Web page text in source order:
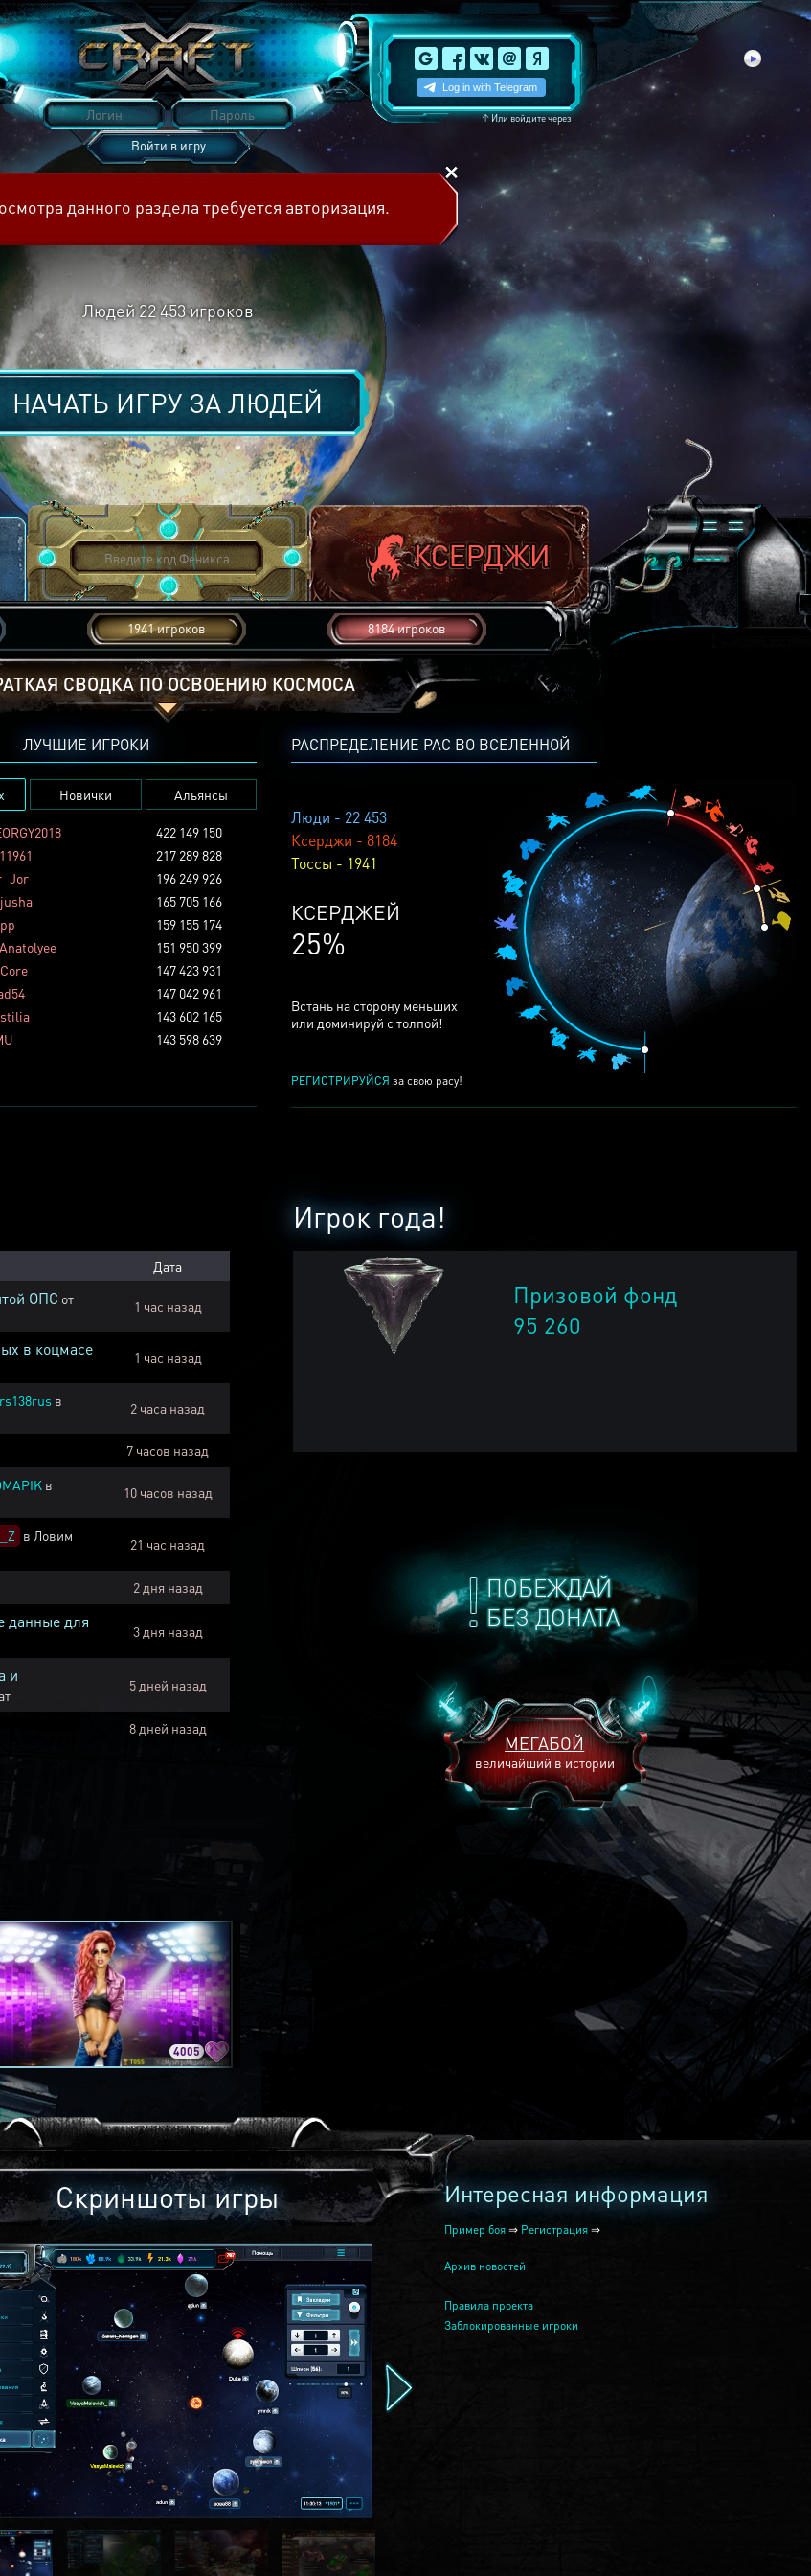
↑Или войдите через
Войти в игру
данного раздела требуется авторизация.
Людей 22 453игроков
НАЧАТЬ ИГРУ ЗАЛЮДЕЙ
1941 игроков 8184 игроков
СВОДКА ПО ОСВОЕНИЮ КОСМОСА
РАСПРЕДЕЛЕНИЕ РАС ВО ВСЕЛЕННОЙ
Люди - 22 453
Ксерджи - 8184
Тоссы - 1941
ТОССОВ
5%
Встань на сторону меньших
или доминируй с толпой!
РЕГИСТРИРУЙСЯ за свою расу!
ЛУЧШИЕ ИГРОКИ
Новички Альянсы
422 149 150
217 289 828
196 249 926
165 705 166
159 155 174
151 950 399
147 423 931
147 042 961
143 602 165
143 598 639
ПОБЕЖДАЙ
БЕЗ ДОНАТА
МЕГАБОЙ
величайший в истории
Игрок года!
Призовой фонд
95 260
Дата
ОПС от
1 час назад
в коцмасе 1 час назад
в
2 часа назад
7 часов назад
в
10 часов назад
в Ловим
21 час назад
2 дня назад
данные для
3 дня назад
и
5 дней назад
8 дней назад
4005 2240
Скриншоты игры Интересная информация
Пример боя ⇒ Регистрация ⇒
Архив новостей
Правила проекта
Заблокированные игроки